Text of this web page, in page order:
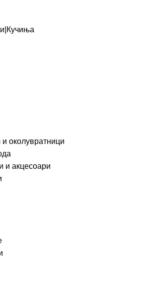
околувратници
и акцесоари